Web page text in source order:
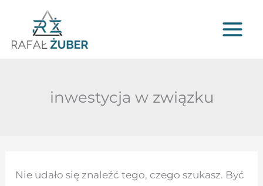
treści
inwestycja w związku
Nie udało się znaleźć tego, czego szukasz. Być
dla: